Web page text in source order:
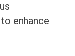
enhance